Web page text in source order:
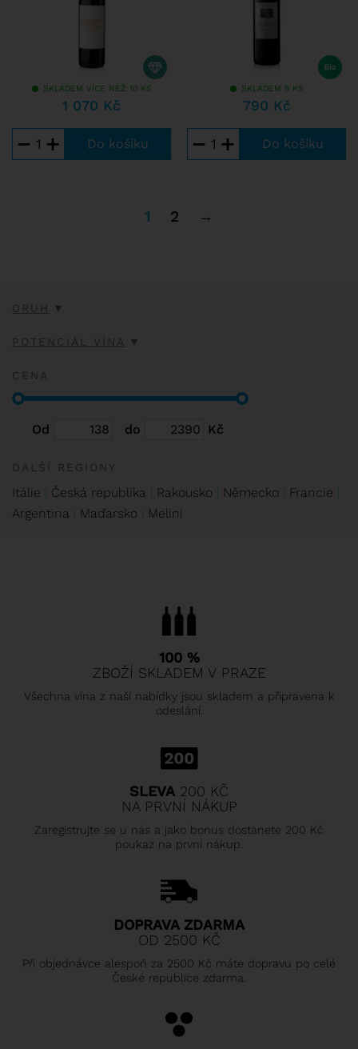
(zde pod zkratkou DOCa). Na charakter místních vín má
pro region neúrodné půdy a velmi nízké výnosy pohybující
se i na úrovni až 5 hl/ha. Vinice jsou často vysazeny na
strmých terasách. Vína bývají aromaticky poměrně hodně
koncentrovaná, s výraznějším tříslem a typickou
mineralitou.
SKLADEM VÍCE NEŽ 10 KS
1 070 Kč
− +
SKLADEM 9 KS
790 Kč
− +
1 2 →
DRUH
POTENCIÁL VÍNA
CENA
Od do Kč
DALŠÍ REGIONY
Itálie Česká republika Rakousko Německo
Francie
Argentina
Maďarsko Melini
100 %
ZBOŽÍ SKLADEM V PRAZE
Všechna vína z naší nabídky jsou skladem a připravena k
odeslání.
SLEVA 200 KČ
NA PRVNÍ NÁKUP
Zaregistrujte se u nás a jako bonus dostanete 200 Kč
poukaz na první nákup.
DOPRAVA ZDARMA
OD 2500 KČ
Při objednávce alespoň za 2500 Kč máte dopravu po celé
České republice zdarma.